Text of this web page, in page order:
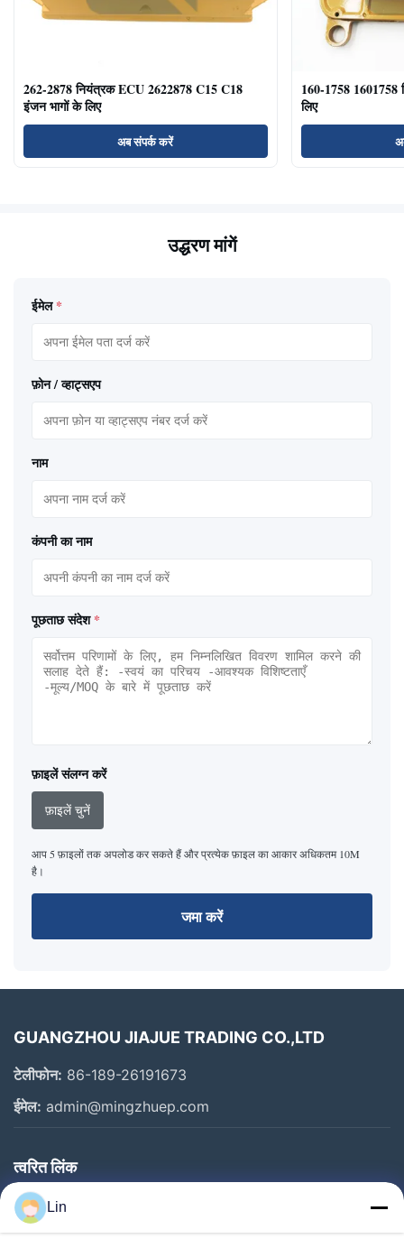
262-2878 नियंत्रक ECU 2622878 C15 C18
इंजन भागों के लिए
अब संपर्क करें
160-1758
लिए
उद्धरण मांगें
ईमेल *
फ़ोन / व्हाट्सएप
नाम
कंपनी का नाम
पूछताछ संदेश *
फ़ाइलें संलग्न करें
फ़ाइलें चुनें
आप 5 फ़ाइलों तक अपलोड कर सकते हैं और प्रत्येक फ़ाइल का आकार अधिकतम 10M
है।
जमा करें
GUANGZHOU JIAJUE TRADING CO.,LTD
टेलीफोन: 86-189-26191673
ईमेल: admin@mingzhuep.com
त्वरित लिंक
घर
उत्पाद
Lin